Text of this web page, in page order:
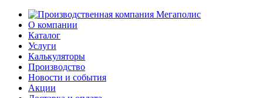
О компании
Каталог
Услуги
Калькуляторы
Производство
Новости и события
Акции